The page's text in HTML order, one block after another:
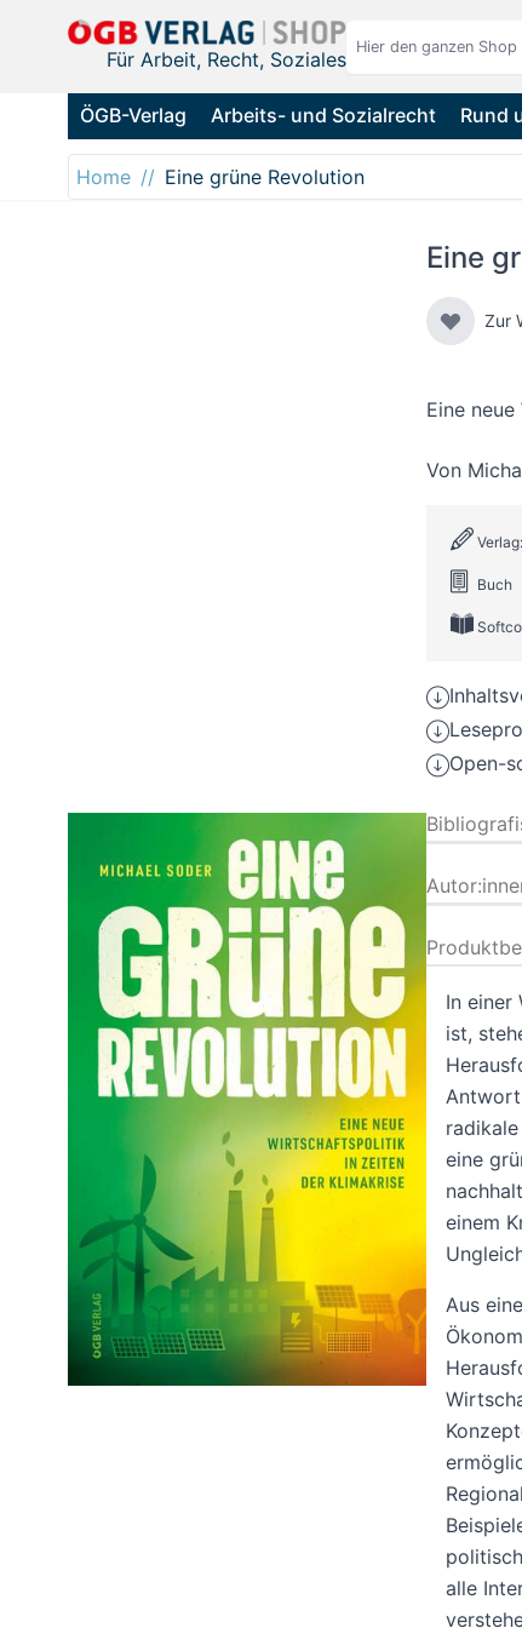
Direkt zum Inhalt
Für Arbeit, Recht, Soziales
ÖGB-Verlag Arbeits- und Sozialrecht Rund
Home Eine grüne Revolution
Eine
Zur
Eine
Von
Buch
Open-
In einer
ist,
Antwort
eine
einem
Aus
alle